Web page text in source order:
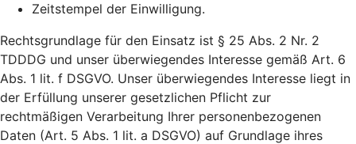
Zeitstempel der Einwilligung.
Rechtsgrundlage für den Einsatz ist § 25 Abs. 2 Nr. 2
TDDDG und unser überwiegendes Interesse gemäß Art. 6
Abs. 1 lit. f DSGVO. Unser überwiegendes Interesse liegt in
der Erfüllung unserer gesetzlichen Pflicht zur
rechtmäßigen Verarbeitung Ihrer personenbezogenen
Daten (Art. 5 Abs. 1 lit. a DSGVO) auf Grundlage ihres